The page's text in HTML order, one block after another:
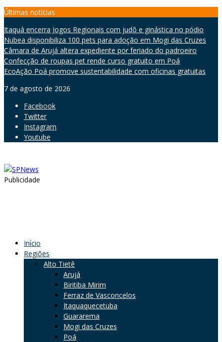
Skip
content
Últimas notícias
Itaquá encerra Jogos Regionais com judô e ginástica no pódio
Nubea disponibiliza 100 pets para adoção em Mogi das Cruzes
Câmara de Arujá altera expediente por feriado do padroeiro
Confecção de roupas pet rende curso gratuito em Poá
EcoAção Poá promove sustentabilidade com oficinas gratuitas
7 de agosto de 2026
Facebook
Twitter
Instagram
Youtube
Publicidade
Início
Regiões
Alto Tietê
Arujá
Biritiba Mirim
Ferraz de Vasconcelos
Itaquaquecetuba
Guararema
Mogi das Cruzes
Poá